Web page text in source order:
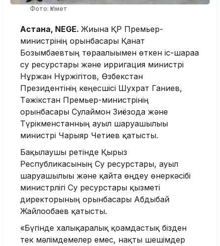
Фото: Үкімет
Астана, NEGE. Жиынға ҚР Премьер-
министрінің орынбасары Қанат
Бозымбаевтың төрағалығымен өткен іс-шараға
су ресурстары және ирригация министрі
Нұржан Нұржігітов, Өзбекстан
Президентінің кеңесшісі Шухрат Ганиев,
Тәжікстан Премьер-министрінің
орынбасары Сулаймон Зиёзода және
Түрікменстанның ауыл шаруашылығы
министрі Чарыяр Четиев қатысты.
Бақылаушы ретінде Қырғыз
Республикасының Су ресурстары, ауыл
шаруашылығы және қайта өңдеу өнеркәсібі
министрлігі Су ресурстары қызметі
директорының орынбасары Абдыбай
Жайлообаев қатысты.
«Бүгінде халықаралық қоғамдастық бізден
тек мәлімдемелер емес, нақты шешімдер